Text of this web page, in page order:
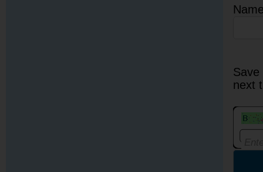
next